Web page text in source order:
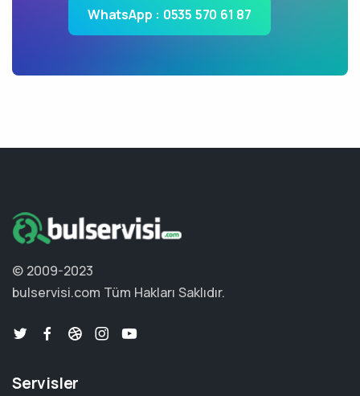
WhatsApp : 0535 570 61 87
© 2009-2023
bulservisi.com Tüm Hakları Saklıdır.
Servisler